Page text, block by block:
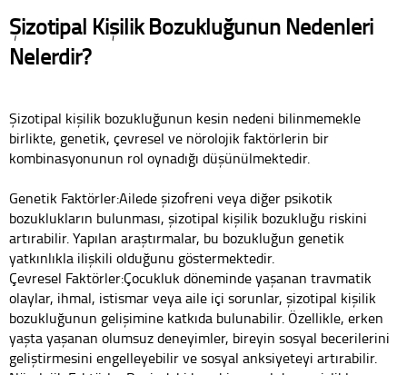
Şizotipal Kişilik Bozukluğunun Nedenleri
Nelerdir?
Şizotipal kişilik bozukluğunun kesin nedeni bilinmemekle
birlikte, genetik, çevresel ve nörolojik faktörlerin bir
kombinasyonunun rol oynadığı düşünülmektedir.
Genetik Faktörler:Ailede şizofreni veya diğer psikotik
bozuklukların bulunması, şizotipal kişilik bozukluğu riskini
artırabilir. Yapılan araştırmalar, bu bozukluğun genetik
yatkınlıkla ilişkili olduğunu göstermektedir.
Çevresel Faktörler:Çocukluk döneminde yaşanan travmatik
olaylar, ihmal, istismar veya aile içi sorunlar, şizotipal kişilik
bozukluğunun gelişimine katkıda bulunabilir. Özellikle, erken
yaşta yaşanan olumsuz deneyimler, bireyin sosyal becerilerini
geliştirmesini engelleyebilir ve sosyal anksiyeteyi artırabilir.